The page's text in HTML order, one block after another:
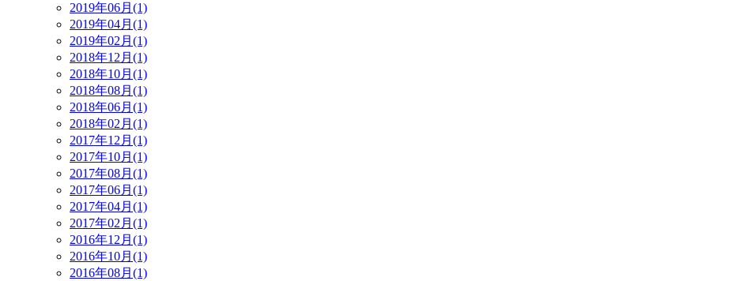
2019年06月(1)
2019年04月(1)
2019年02月(1)
2018年12月(1)
2018年10月(1)
2018年08月(1)
2018年06月(1)
2018年02月(1)
2017年12月(1)
2017年10月(1)
2017年08月(1)
2017年06月(1)
2017年04月(1)
2017年02月(1)
2016年12月(1)
2016年10月(1)
2016年08月(1)